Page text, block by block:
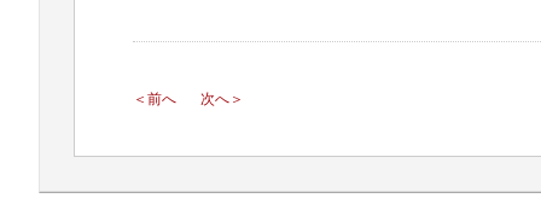
＜前へ 次へ＞